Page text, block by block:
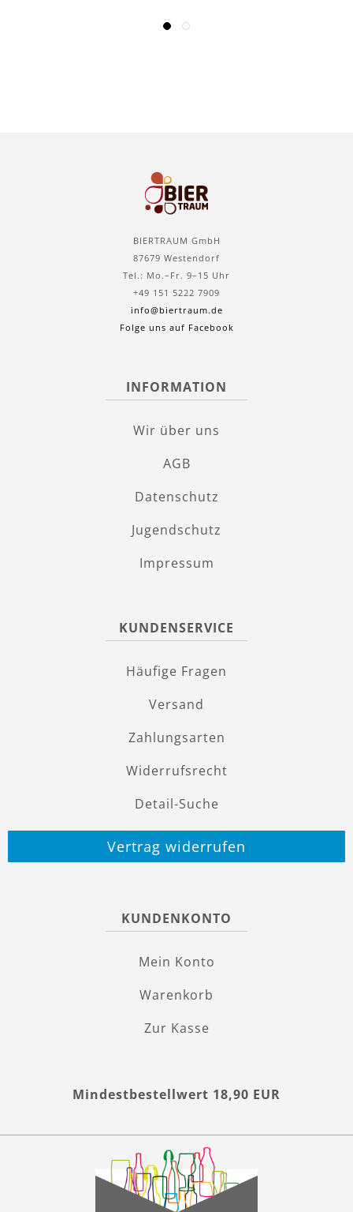
BIERTRAUM GmbH
87679 Westendorf
Tel.: Mo.–Fr. 9–15 Uhr
+49 151 5222 7909
info@biertraum.de
Folge uns auf Facebook
INFORMATION
Wir über uns
AGB
Datenschutz
Jugendschutz
Impressum
KUNDENSERVICE
Häufige Fragen
Versand
Zahlungsarten
Widerrufsrecht
Detail-Suche
Vertrag widerrufen
KUNDENKONTO
Mein Konto
Warenkorb
Zur Kasse
Mindestbestellwert 18,90 EUR